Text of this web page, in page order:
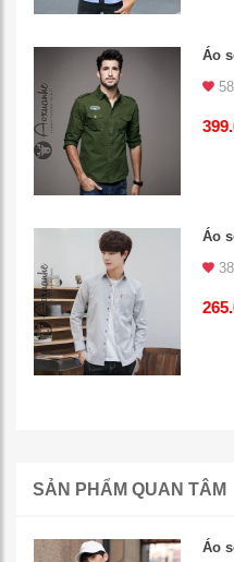
Áo
Áo
SẢN PHẨM QUAN TÂM
Áo